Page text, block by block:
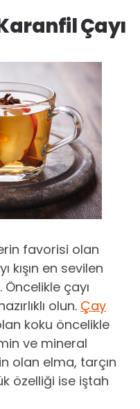
Çayı
favorisi olan
kışın en sevilen
çayı
olun. Çay
koku öncelikle
ve mineral
olan elma, tarçın
özelliği ise iştah